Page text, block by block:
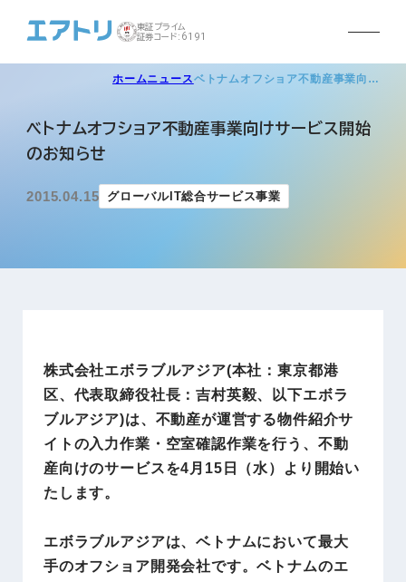
東証プライム
証券コード:6191
ホームニュースベトナムオフショア不動産事業向…
ベトナムオフショア不動産事業向けサービス開始
のお知らせ
2015.04.15 グローバルIT総合サービス事業
株式会社エボラブルアジア(本社：東京都港
区、代表取締役社長：吉村英毅、以下エボラ
ブルアジア)は、不動産が運営する物件紹介サ
イトの入力作業・空室確認作業を行う、不動
産向けのサービスを4月15日（水）より開始い
たします。
エボラブルアジアは、ベトナムにおいて最大
手のオフショア開発会社です。ベトナムのエ